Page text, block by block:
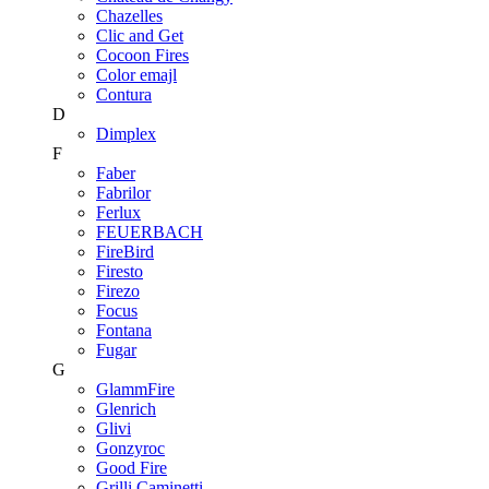
Chazelles
Clic and Get
Cocoon Fires
Color emajl
Contura
D
Dimplex
F
Faber
Fabrilor
Ferlux
FEUERBACH
FireBird
Firesto
Firezo
Focus
Fontana
Fugar
G
GlammFire
Glenrich
Glivi
Gonzyroc
Good Fire